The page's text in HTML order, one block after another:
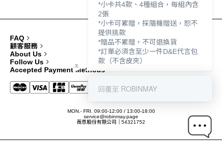
FAQ
顧客服務
About Us
Follow Us
Accepted Payment Methods
MON.- FRI. 09:00-12:00 / 13:00-18:00
service@robinmay.page
薇恩股份有限公司｜54321752
*小卡共4款、4種組合，每組內含
2張
*小卡可累贈，採隨機贈送，恕不
提供挑款
*贈品不累贈，不可退換貨
*訂單必須含至少一件D&E代言包
款（不含皮夾）
回覆至 ROBINMAY